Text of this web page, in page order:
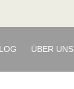
ÜBER UNS